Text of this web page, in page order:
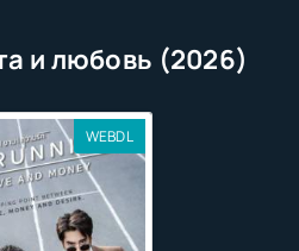
и любовь (2026)
WEBDL